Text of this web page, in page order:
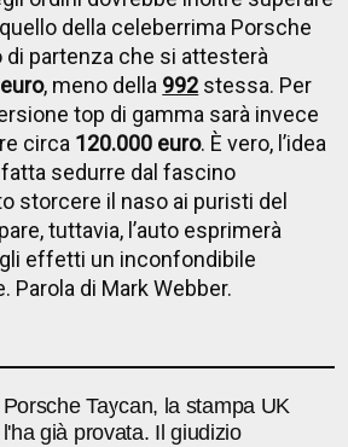
della celeberrima Porsche
di partenza che si attesterà
, meno della 992 stessa. Per
top di gamma sarà invece
circa 120.000 euro. È vero, l’idea
sedurre dal fascino
storcere il naso ai puristi del
tuttavia, l’auto esprimerà
effetti un inconfondibile
Parola di Mark Webber.
Porsche Taycan, la stampa UK
l'ha già provata. Il giudizio